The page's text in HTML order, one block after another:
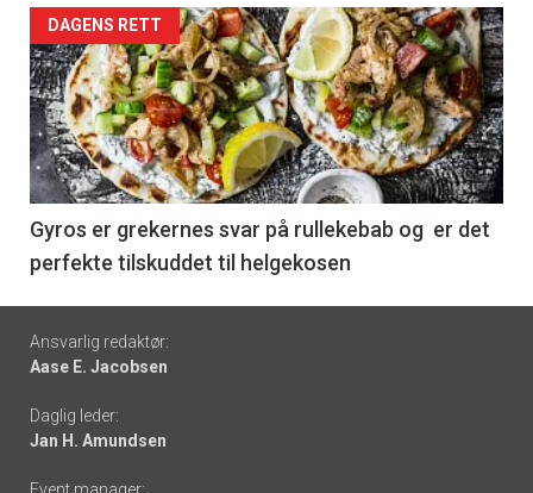
Forsiden
akkurat
nå
-
6
DAGENS RETT
Gyros er grekernes svar på rullekebab og er det
perfekte tilskuddet til helgekosen
Footer
-
links
Ansvarlig redaktør:
Aase E. Jacobsen
Daglig leder:
Jan H. Amundsen